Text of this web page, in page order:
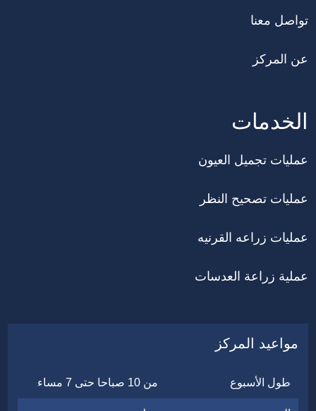
مواعيد المركز
طول الأسبوع من 10 صباحا حتى 7 مساء
الخدمات
عمليات تجميل العيون
عمليات تصحيح النظر
عمليات زراعه القرنيه
عملية زراعة العدسات
تواصل معنا
عن المركز